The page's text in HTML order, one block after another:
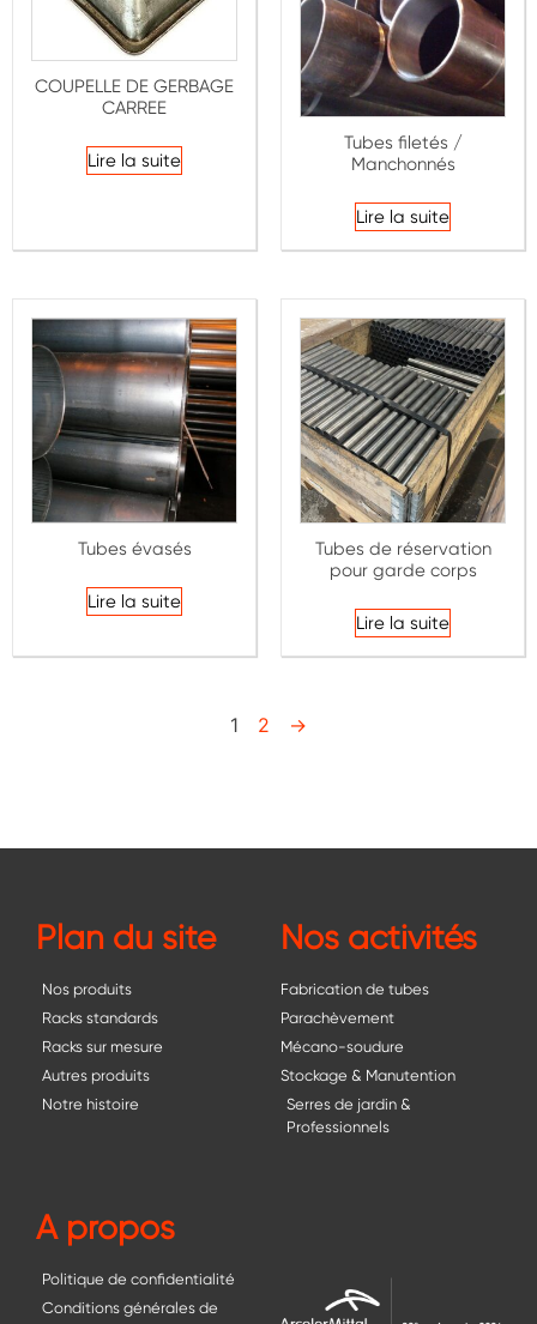
COUPELLE DE GERBAGE
CARREE
Lire la suite
Tubes filetés /
Manchonnés
Lire la suite
Tubes évasés
Lire la suite
Tubes de réservation
pour garde corps
Lire la suite
1 2 →
Plan du site
Nos produits
Racks standards
Racks sur mesure
Autres produits
Notre histoire
Nos activités
Fabrication de tubes
Parachèvement
Mécano-soudure
Stockage & Manutention
Serres de jardin &
Professionnels
A propos
Politique de confidentialité
Conditions générales de